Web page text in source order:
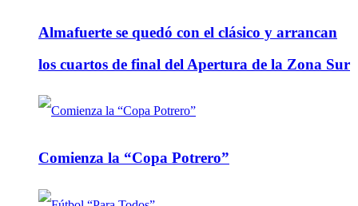
Almafuerte se quedó con el clásico y arrancan
los cuartos de final del Apertura de la Zona Sur
Comienza la “Copa Potrero”